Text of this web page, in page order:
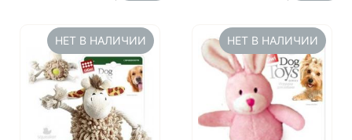
НЕТ В НАЛИЧИИ НЕТ В НАЛИЧИИ